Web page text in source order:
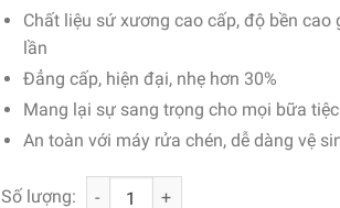
Chất liệu sứ xương cao cấp, độ bền cao
lần
Đẳng cấp, hiện đại, nhẹ hơn 30%
Mang lại sự sang trọng cho mọi bữa tiệc
An toàn với máy rửa chén, dễ dàng vệ
Số lượng: Đĩa Súp Dibbern Fine Dining